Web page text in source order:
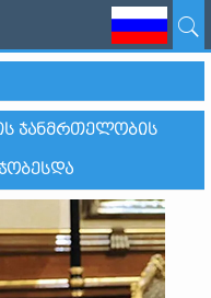
ᲯᲐᲜᲛᲠᲗᲔᲚᲝᲑᲘᲡ